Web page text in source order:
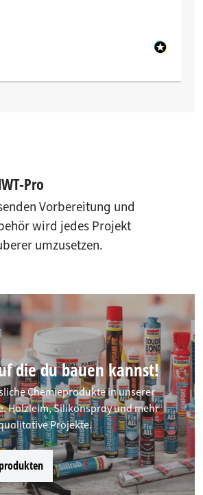
Pro
Vorbereitung und
wird jedes Projekt
umzusetzen.
die du bauen kannst!
Chemieprodukte in unserer
Holzleim, Silikonspray und mehr
Projekte.